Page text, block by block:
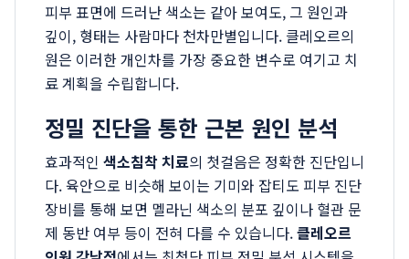
피부 표면에 드러난 색소는 같아 보여도, 그 원인과
깊이, 형태는 사람마다 천차만별입니다. 클레오르의
원은 이러한 개인차를 가장 중요한 변수로 여기고 치
료 계획을 수립합니다.
정밀 진단을 통한 근본 원인 분석
효과적인 색소침착 치료의 첫걸음은 정확한 진단입니
다. 육안으로 비슷해 보이는 기미와 잡티도 피부 진단
장비를 통해 보면 멜라닌 색소의 분포 깊이나 혈관 문
제 동반 여부 등이 전혀 다를 수 있습니다.클레오르